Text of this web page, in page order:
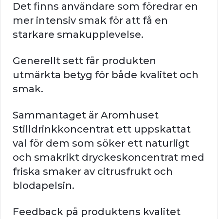
Det finns användare som föredrar en
mer intensiv smak för att få en
starkare smakupplevelse.
Generellt sett får produkten
utmärkta betyg för både kvalitet och
smak.
Sammantaget är Aromhuset
Stilldrinkkoncentrat ett uppskattat
val för dem som söker ett naturligt
och smakrikt dryckeskoncentrat med
friska smaker av citrusfrukt och
blodapelsin.
Feedback på produktens kvalitet